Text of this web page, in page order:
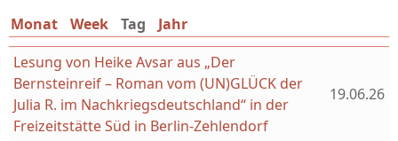
Monat Week Tag (aktiver Reiter)
Jahr
Lesung von Heike Avsar aus „Der
Bernsteinreif – Roman vom (UN)GLÜCK der
Julia R. im Nachkriegsdeutschland“ in der
Freizeitstätte Süd in Berlin-Zehlendorf
19.06.26